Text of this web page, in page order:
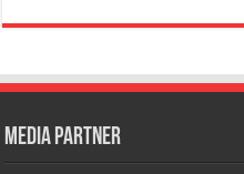
Media Partner